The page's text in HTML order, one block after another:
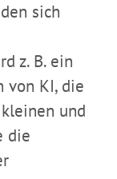
sich
z. B. ein
von KI, die
und
die